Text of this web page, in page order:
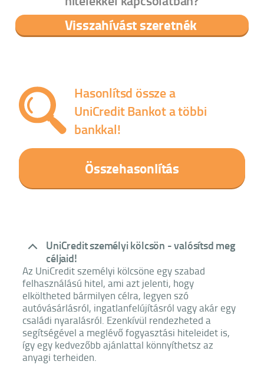
Visszahívást szeretnék
Hasonlítsd össze a
UniCredit Bankot a többi
bankkal!
Összehasonlítás
UniCredit személyi kölcsön - valósítsd meg
céljaid!
Az UniCredit személyi kölcsöne egy szabad
felhasználású hitel, ami azt jelenti, hogy
elköltheted bármilyen célra, legyen szó
autóvásárlásról, ingatlanfelújításról vagy akár egy
családi nyaralásról. Ezenkívül rendezheted a
segítségével a meglévő fogyasztási hiteleidet is,
így egy kedvezőbb ajánlattal könnyíthetsz az
anyagi terheiden.